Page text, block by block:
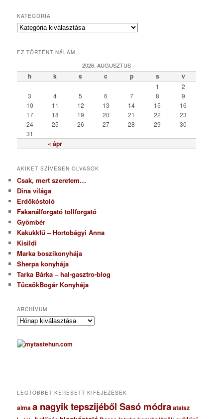
KATEGÓRIA
K
e
ó
r
EZ TÖRTÉNT NÁLAM…
2026. AUGUSZTUS
h k s c p s v
« ápr
1
2
3
4 5 6 7 8
9
10
11 12 13 14 15
16
17
18 19 20 21 22
23
24
25 26 27 28 29
30
31
AKIKET SZÍVESEN OLVASOK
Csak, mert szeretem…
Dina világa
Erdőkóstoló
Fakanálforgató tollforgató
Gyömbér
Kakukkfű – Hortobágyi Anna
Kisildi
Marka boszikonyhája
Sherpa konyhája
Tarka Bárka – hal-gasztro-blog
TücsökBogár Konyhája
ARCHÍVUM
A
c
h
u
LEGTÖBBET KERESETT KIFEJEZÉSEK
almaa nagyik tepszijéből Sasó módraataisz